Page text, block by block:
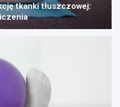
tkanki tłuszczowej: